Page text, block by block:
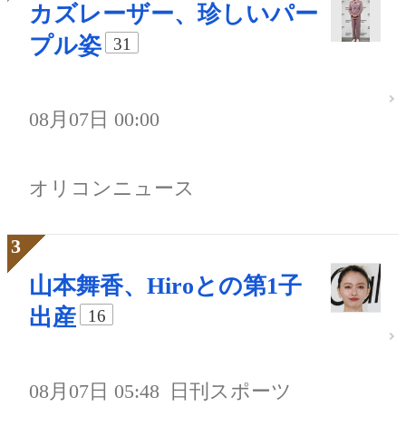
カズレーザー、珍しいパー
プル姿
31
08月07日 00:00
オリコンニュース
山本舞香、Hiroとの第1子
出産
16
08月07日 05:48 日刊スポーツ